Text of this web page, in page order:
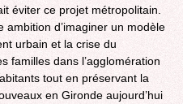
éviter ce projet métropolitain.
d’imaginer un modèle
urbain et la crise du
familles dans l’agglomération
tout en préservant la
en Gironde aujourd’hui